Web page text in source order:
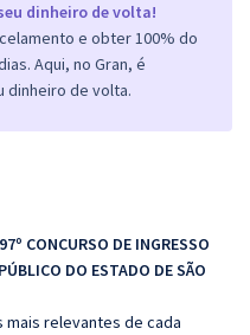
dinheiro de volta!
e obter 100% do
Aqui, no Gran, é
dinheiro de volta.
CONCURSO DE INGRESSO
DO ESTADO DE SÃO
relevantes de cada